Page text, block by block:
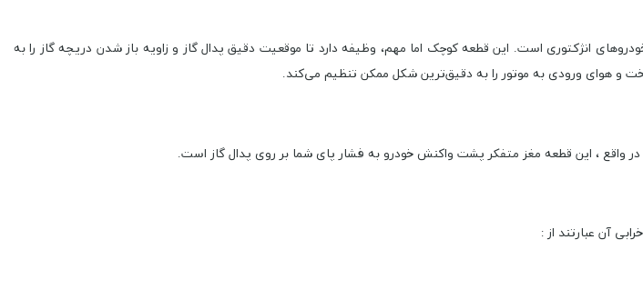
انژکتوری است. این قطعه کوچک اما مهم، وظیفه دارد تا موقعیت دقیق پدال گاز و زاویه باز شدن دریچه گاز را به
در واقع ، این قطعه مغز متفکر پشت واکنش خودرو به فشار پای شما بر روی پدال گاز است.
آن عبارتند از :